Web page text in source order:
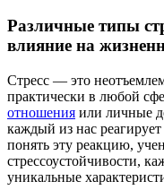
Различные типы
влияние на
Стресс — это
практически в любой
отношения или личные
каждый из нас
понять эту реакцию,
стрессоустойчивости,
уникальные